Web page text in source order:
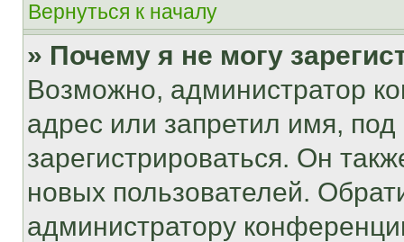
Вернуться к началу
» Почему я не могу
Возможно, администратор
адрес или запретил имя,
зарегистрироваться. Он
новых пользователей.
администратору